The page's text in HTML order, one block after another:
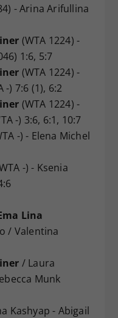
- Arina Arifullina
(WTA 1224) -
1:6, 5:7
(WTA 1224) -
-) 7:6 (1), 6:2
(WTA 1224) -
-) 3:6, 6:1, 10:7
-) - Elena Michel
-) - Ksenia
Lina
/ Valentina
/ Laura
Munk
Kashyap - Abigail